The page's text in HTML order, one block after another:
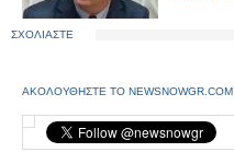
ΣΧΟΛΙΑΣΤΕ
ΑΚΟΛΟΥΘΗΣΤΕ ΤΟ NEWSNOWGR.COM